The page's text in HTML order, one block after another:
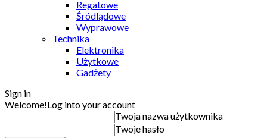
Regatowe
Śródlądowe
Wyprawowe
Technika
Elektronika
Użytkowe
Gadżety
Sign in
Welcome!Log into your account
Twoja nazwa użytkownika
Twoje hasło